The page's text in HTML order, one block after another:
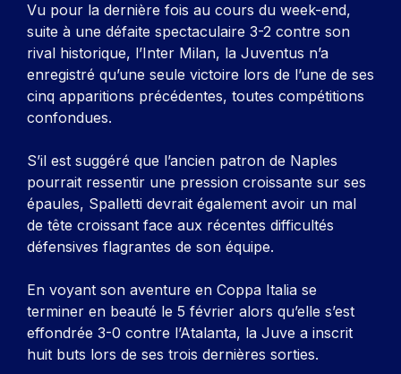
Vu pour la dernière fois au cours du week-end,
suite à une défaite spectaculaire 3-2 contre son
rival historique, l’Inter Milan, la Juventus n’a
enregistré qu’une seule victoire lors de l’une de ses
cinq apparitions précédentes, toutes compétitions
confondues.
S’il est suggéré que l’ancien patron de Naples
pourrait ressentir une pression croissante sur ses
épaules, Spalletti devrait également avoir un mal
de tête croissant face aux récentes difficultés
défensives flagrantes de son équipe.
En voyant son aventure en Coppa Italia se
terminer en beauté le 5 février alors qu’elle s’est
effondrée 3-0 contre l’Atalanta, la Juve a inscrit
huit buts lors de ses trois dernières sorties.